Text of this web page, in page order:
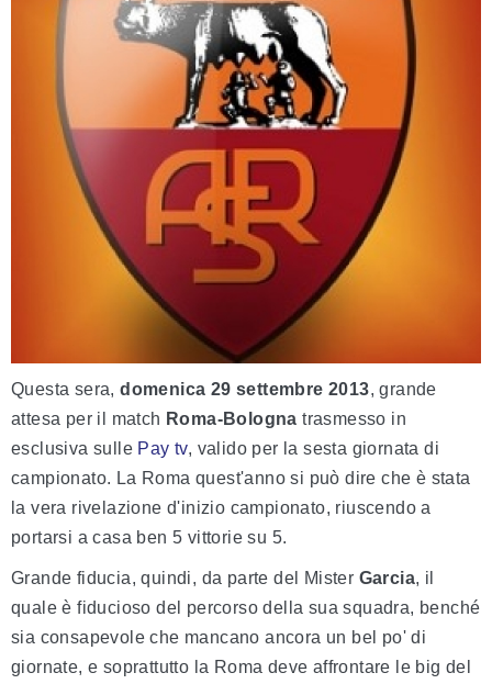
Questa sera,domenica 29 settembre 2013, grande
attesa per il match Roma-Bologna trasmesso in
esclusiva sulle Pay tv, valido per la sesta giornata di
campionato. La Roma quest'anno si può dire che è stata
la vera rivelazione d'inizio campionato, riuscendo a
portarsi a casa ben 5 vittorie su 5.
Grande fiducia, quindi, da parte del Mister Garcia, il
quale è fiducioso del percorso della sua squadra, benché
sia consapevole che mancano ancora un bel po' di
giornate, e soprattutto la Roma deve affrontare le big del